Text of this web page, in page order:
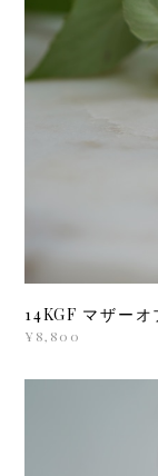
14KGF マザー
¥8,800